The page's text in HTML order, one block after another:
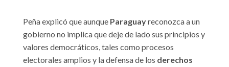
Peña explicó que aunque Paraguayreconozca a un
gobierno no implica que deje de lado sus principios y
valores democráticos, tales como procesos
electorales amplios y la defensa de los derechos